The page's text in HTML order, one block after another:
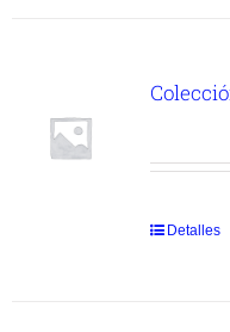
Detalles